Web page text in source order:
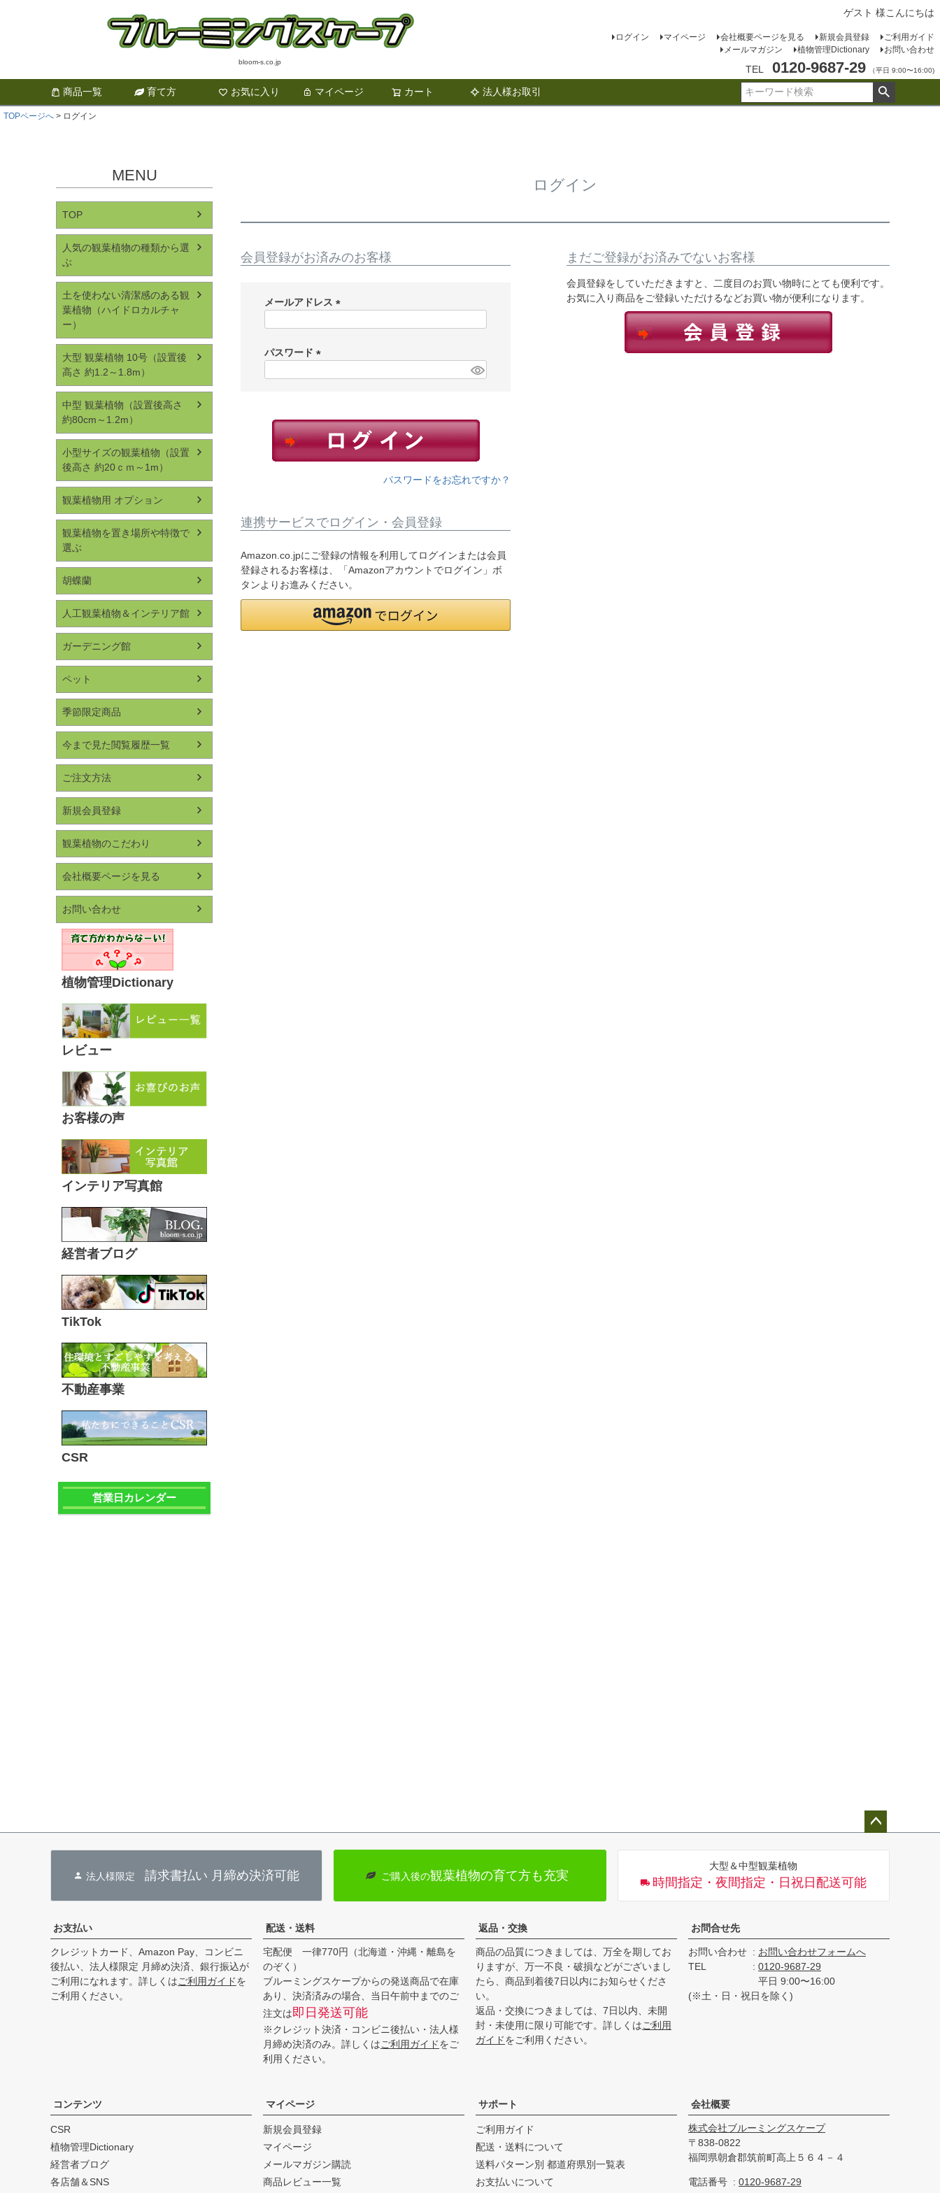
bloom-s.co.jp
ゲスト 様こんにちは
ログイン マイページ 会社概要ページを見る 新規会員登録
ご利用ガイド
メールマガジン
植物管理Dictionary お問い合わせ
TEL 0120-9687-29 （平日 9:00〜16:00)
商品一覧 育て方 お気に入り マイページ カート 法人様お取引
検索
TOPページへ ログイン
MENU
TOP
人気の観葉植物の種類から選
ぶ
土を使わない清潔感のある観
葉植物（ハイドロカルチャ
ー）
大型 観葉植物 10号（設置後
高さ 約1.2～1.8m）
中型 観葉植物（設置後高さ
約80cm～1.2m）
小型サイズの観葉植物（設置
後高さ 約20ｃｍ～1m）
観葉植物用 オプション
観葉植物を置き場所や特徴で
選ぶ
胡蝶蘭
人工観葉植物＆インテリア館
ガーデニング館
ペット
季節限定商品
今まで見た閲覧履歴一覧
ご注文方法
新規会員登録
観葉植物のこだわり
会社概要ページを見る
お問い合わせ
植物管理Dictionary
レビュー
お客様の声
インテリア写真館
経営者ブログ
TikTok
不動産事業
CSR
営業日カレンダー
ログイン
会員登録がお済みのお客様
メールアドレス
)
パスワード
パスワードをお忘れですか？
連携サービスでログイン・会員登録
Amazon.co.jpにご登録の情報を利用してログインまたは会員
登録されるお客様は、「Amazonアカウントでログイン」ボ
タンよりお進みください。
まだご登録がお済みでないお客様
会員登録をしていただきますと、二度目のお買い物時にとても便利です。
お気に入り商品をご登録いただけるなどお買い物が便利になります。
へ
法人様限定請求書払い 月締め決済可能 ご購入後の観葉植物の育て方も充実
大型＆中型観葉植物
時間指定・夜間指定・日祝日配送可能
お支払い
クレジットカード、Amazon Pay、コンビニ
後払い、法人様限定 月締め決済、銀行振込が
ご利用になれます。詳しくはご利用ガイドを
ご利用ください。
配送・送料
宅配便 一律770円（北海道・沖縄・離島を
のぞく）
ブルーミングスケープからの発送商品で在庫
あり、決済済みの場合、当日午前中までのご
注文は即日発送可能
※クレジット決済・コンビニ後払い・法人様
月締め決済のみ。詳しくはご利用ガイドをご
利用ください。
返品・交換
商品の品質につきましては、万全を期してお
りますが、万一不良・破損などがございまし
たら、商品到着後7日以内にお知らせくださ
い。
返品・交換につきましては、7日以内、未開
封・未使用に限り可能です。詳しくはご利用
ガイドをご利用ください。
お問合せ先
お問い合わせ
お問い合わせフォームへ
TEL
0120-9687-29
平日 9:00〜16:00
(※土・日・祝日を除く)
コンテンツ
CSR
植物管理Dictionary
経営者ブログ
各店舗＆SNS
マイページ
新規会員登録
マイページ
メールマガジン購読
商品レビュー一覧
サポート
ご利用ガイド
配送・送料について
送料パターン別 都道府県別一覧表
お支払いについて
会社概要
株式会社ブルーミングスケープ
838-0822
福岡県朝倉郡筑前町高上５６４－４
電話番号
0120-9687-29